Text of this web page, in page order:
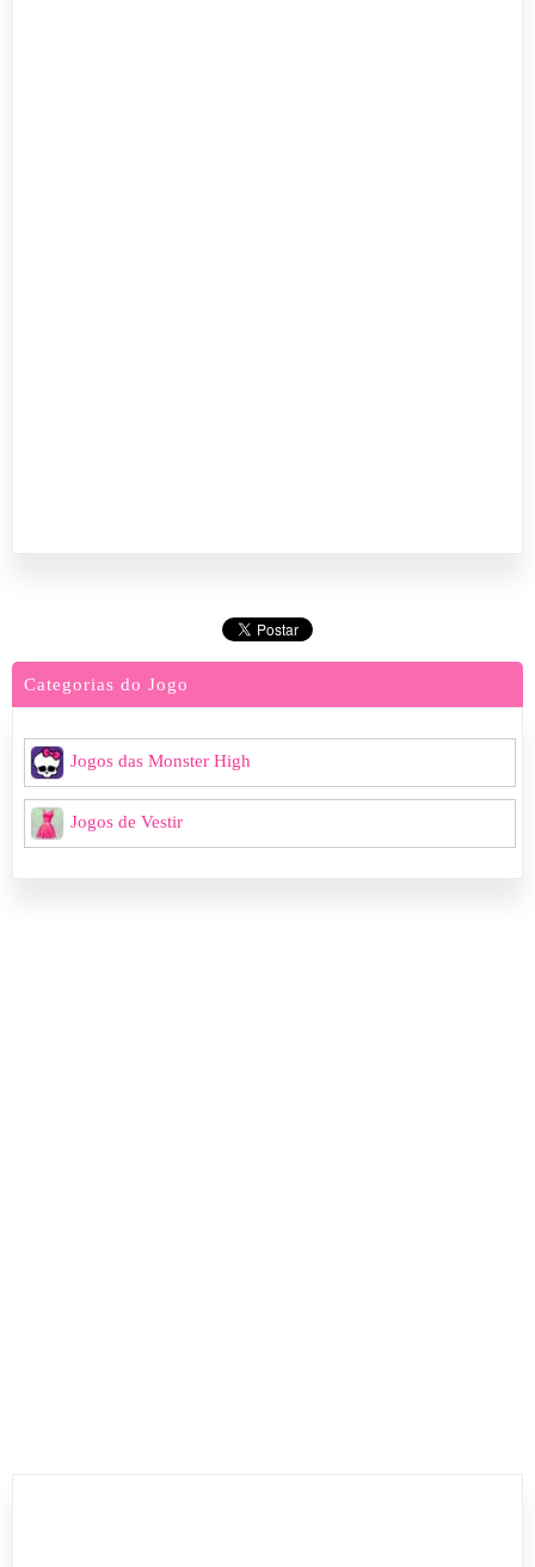
Categorias do Jogo
Jogos das Monster High
Jogos de Vestir